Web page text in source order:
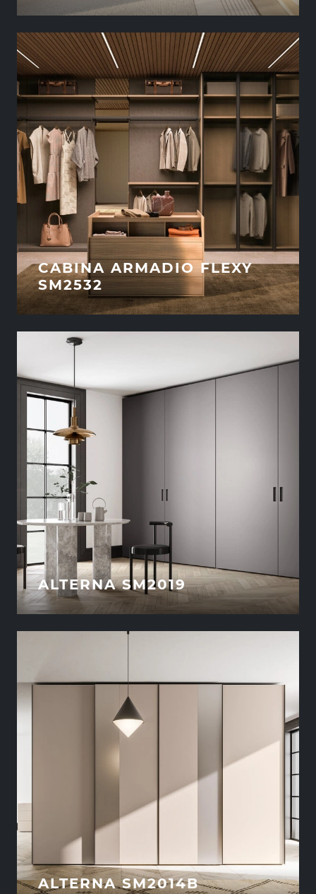
CABINA ARMADIO FLEXY
SM2532
ALTERNA SM2019
ALTERNA SM2014B